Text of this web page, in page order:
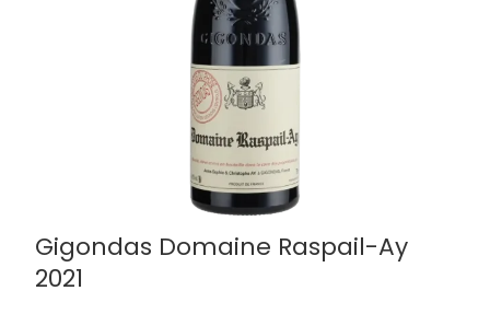
Gigondas Domaine Raspail-Ay
2021